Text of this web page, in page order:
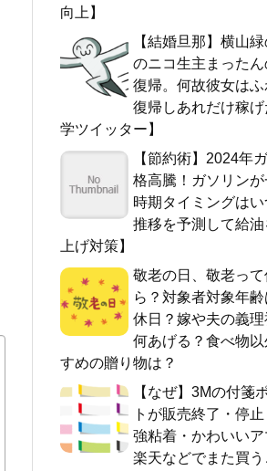
向上】
【結婚旦那】横山
のニコ生主まった
復帰。何故彼女は
復帰しあれだけ稼
学ツイッター】
【節約術】2024年
格高騰！ガソリン
時期タイミングは
推移を予測して給
上げ対策】
敬老の日、敬老っ
ら？対象者対象年齢
休日？嫁や夫の義理
何あげる？食べ物
すめの贈り物は？
【なぜ】3Mの付箋
トが販売終了・停止
強粘着・かわいい
楽天などでまた買う